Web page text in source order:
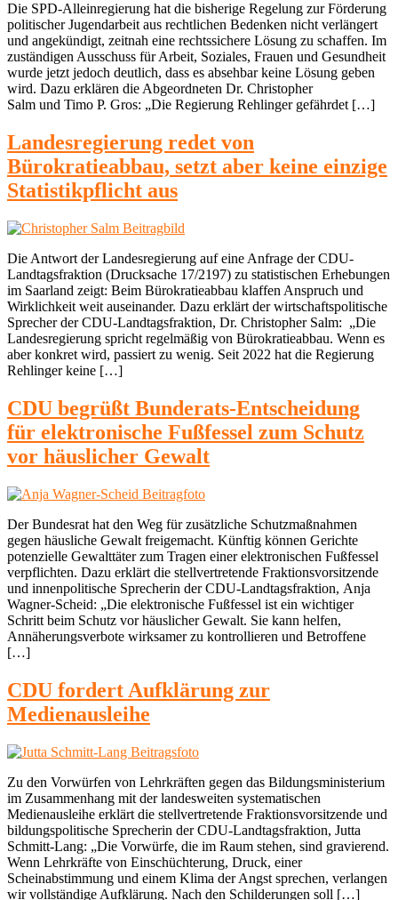
Die SPD-Alleinregierung hat die bisherige Regelung zur Förderung
politischer Jugendarbeit aus rechtlichen Bedenken nicht verlängert
und angekündigt, zeitnah eine rechtssichere Lösung zu schaffen. Im
zuständigen Ausschuss für Arbeit, Soziales, Frauen und Gesundheit
wurde jetzt jedoch deutlich, dass es absehbar keine Lösung geben
wird. Dazu erklären die Abgeordneten Dr. Christopher
Salm und Timo P. Gros: „Die Regierung Rehlinger gefährdet […]
Landesregierung redet von
Bürokratieabbau, setzt aber keine einzige
Statistikpflicht aus
Die Antwort der Landesregierung auf eine Anfrage der CDU-
Landtagsfraktion (Drucksache 17/2197) zu statistischen Erhebungen
im Saarland zeigt: Beim Bürokratieabbau klaffen Anspruch und
Wirklichkeit weit auseinander. Dazu erklärt der wirtschaftspolitische
Sprecher der CDU-Landtagsfraktion, Dr. Christopher Salm: „Die
Landesregierung spricht regelmäßig von Bürokratieabbau. Wenn es
aber konkret wird, passiert zu wenig. Seit 2022 hat die Regierung
Rehlinger keine […]
CDU begrüßt Bunderats-Entscheidung
für elektronische Fußfessel zum Schutz
vor häuslicher Gewalt
Der Bundesrat hat den Weg für zusätzliche Schutzmaßnahmen
gegen häusliche Gewalt freigemacht. Künftig können Gerichte
potenzielle Gewalttäter zum Tragen einer elektronischen Fußfessel
verpflichten. Dazu erklärt die stellvertretende Fraktionsvorsitzende
und innenpolitische Sprecherin der CDU-Landtagsfraktion, Anja
Wagner-Scheid: „Die elektronische Fußfessel ist ein wichtiger
Schritt beim Schutz vor häuslicher Gewalt. Sie kann helfen,
Annäherungsverbote wirksamer zu kontrollieren und Betroffene
[…]
CDU fordert Aufklärung zur
Medienausleihe
Zu den Vorwürfen von Lehrkräften gegen das Bildungsministerium
im Zusammenhang mit der landesweiten systematischen
Medienausleihe erklärt die stellvertretende Fraktionsvorsitzende und
bildungspolitische Sprecherin der CDU-Landtagsfraktion, Jutta
Schmitt-Lang: „Die Vorwürfe, die im Raum stehen, sind gravierend.
Wenn Lehrkräfte von Einschüchterung, Druck, einer
Scheinabstimmung und einem Klima der Angst sprechen, verlangen
wir vollständige Aufklärung. Nach den Schilderungen soll […]